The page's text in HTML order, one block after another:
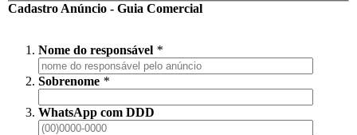
Cadastro Anúncio - Guia Comercial
Nome do responsável *
Sobrenome *
WhatsApp com DDD